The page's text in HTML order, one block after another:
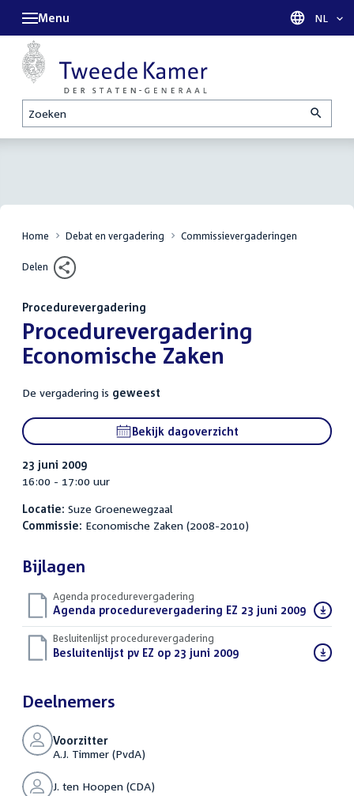
Zoeken
Menu Taal
NL
Home Debat en vergadering Commissievergaderingen
Delen
Procedurevergadering
:Procedurevergadering
Economische Zaken
De vergadering is geweest
Bekijk dagoverzicht
23 juni 2009
16:00 - 17:00 uur
Locatie: Suze Groenewegzaal
Commissie: Economische Zaken (2008-2010)
Bijlagen
Agenda procedurevergadering
Download
bestand:
Agenda procedurevergadering EZ 23 juni 2009(PDF)
Besluitenlijst procedurevergadering
Download
Besluitenlijst pv EZ op 23 juni 2009(PDF)
Deelnemers
Voorzitter
A.J. Timmer (PvdA)
J. ten Hoopen (CDA)